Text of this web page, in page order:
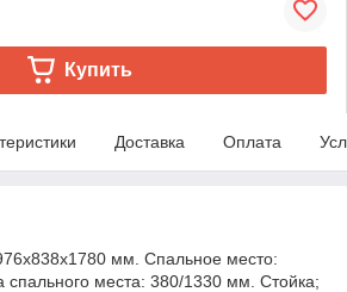
Купить
Доставка Оплата
мм. Спальное место:
места: 380/1330 мм. Стойка;